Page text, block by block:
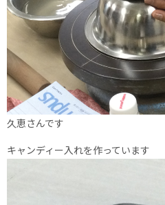
久恵さんです
キャンディー入れを作っています